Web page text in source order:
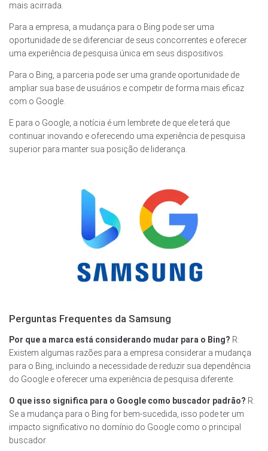
mais acirrada.
Para a empresa, a mudança para o Bing pode ser uma
oportunidade de se diferenciar de seus concorrentes e oferecer
uma experiência de pesquisa única em seus dispositivos.
Para o Bing, a parceria pode ser uma grande oportunidade de
ampliar sua base de usuários e competir de forma mais eficaz
com o Google.
E para o Google, a notícia é um lembrete de que ele terá que
continuar inovando e oferecendo uma experiência de pesquisa
superior para manter sua posição de liderança.
Perguntas Frequentes da Samsung
Por que a marca está considerando mudar para o Bing? R:
Existem algumas razões para a empresa considerar a mudança
para o Bing, incluindo a necessidade de reduzir sua dependência
do Google e oferecer uma experiência de pesquisa diferente.
O que isso significa para o Google como buscador padrão? R:
Se a mudança para o Bing for bem-sucedida, isso pode ter um
impacto significativo no domínio do Google como o principal
buscador.